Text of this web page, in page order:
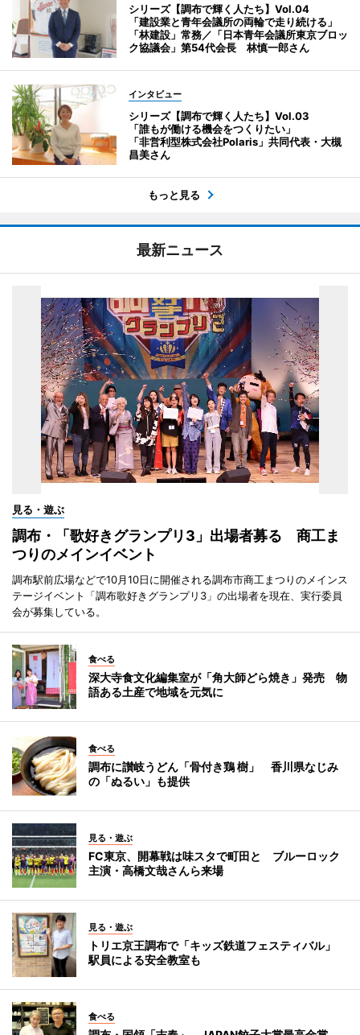
シリーズ【調布で輝く人たち】Vol.04
「建設業と青年会議所の両輪で走り続ける」
「林建設」常務／「日本青年会議所東京ブロッ
ク協議会」第54代会長 林慎一郎さん
インタビュー
シリーズ【調布で輝く人たち】Vol.03
「誰もが働ける機会をつくりたい」
「非営利型株式会社Polaris」共同代表・大槻
昌美さん
もっと見る
最新ニュース
見る・遊ぶ
調布・「歌好きグランプリ3」出場者募る 商工ま
つりのメインイベント
調布駅前広場などで10月10日に開催される調布市商工まつりのメインス
テージイベント「調布歌好きグランプリ3」の出場者を現在、実行委員
会が募集している。
食べる
深大寺食文化編集室が「角大師どら焼き」発売 物
語ある土産で地域を元気に
食べる
調布に讃岐うどん「骨付き鶏 樹」 香川県なじみ
の「ぬるい」も提供
見る・遊ぶ
FC東京、開幕戦は味スタで町田と ブルーロック
主演・高橋文哉さんら来場
見る・遊ぶ
トリエ京王調布で「キッズ鉄道フェスティバル」
駅員による安全教室も
食べる